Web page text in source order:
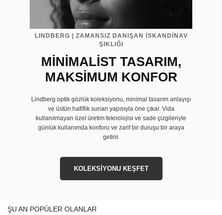
LINDBERG | ZAMANSIZ DANIŞAN İSKANDİNAV
ŞIKLIĞI
MİNİMALİST TASARIM,
MAKSİMUM KONFOR
Lindberg optik gözlük koleksiyonu, minimal tasarım anlayışı
ve üstün hafiflik sunan yapısıyla öne çıkar. Vida
kullanılmayan özel üretim teknolojisi ve sade çizgileriyle
günlük kullanımda konforu ve zarif bir duruşu bir araya
getirir.
KOLEKSİYONU KEŞFET
ŞU AN POPÜLER OLANLAR